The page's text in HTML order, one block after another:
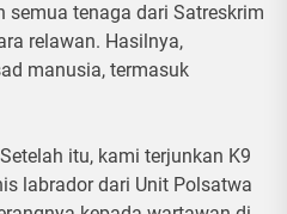
semua tenaga dari Satreskrim
relawan. Hasilnya,
manusia, termasuk
itu, kami terjunkan K9
labrador dari Unit Polsatwa